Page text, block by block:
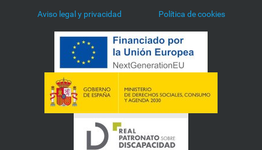
Aviso legal y privacidad Política de cookies